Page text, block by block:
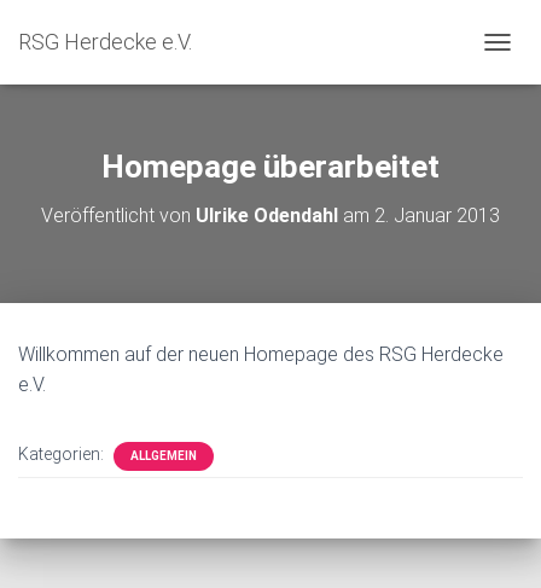
RSG Herdecke e.V.
Homepage überarbeitet
Veröffentlicht von Ulrike Odendahl am 2. Januar 2013
Willkommen auf der neuen Homepage des RSG Herdecke
e.V.
Kategorien: ALLGEMEIN